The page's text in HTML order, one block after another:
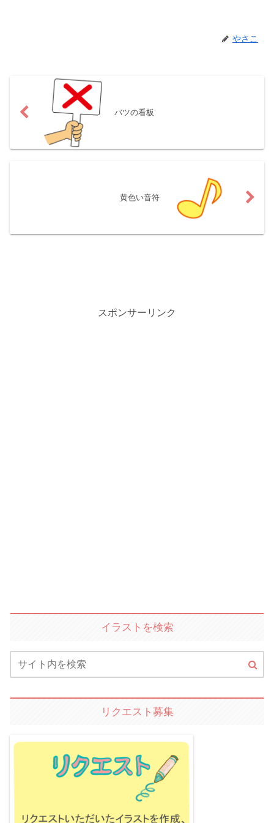
やさこ
バツの看板
黄色い音符
スポンサーリンク
イラストを検索
リクエスト募集